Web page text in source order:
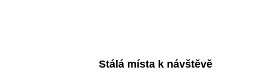
Stálá místa k návštěvě